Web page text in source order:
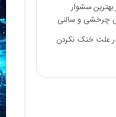
بهترین سشوار
چرخشی و سالنی
علت خنک نکردن